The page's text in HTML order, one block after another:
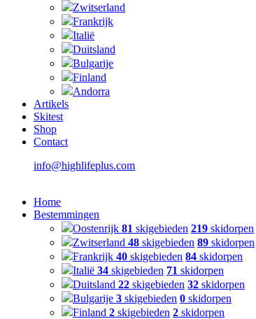
Zwitserland
Frankrijk
Italië
Duitsland
Bulgarije
Finland
Andorra
Artikels
Skitest
Shop
Contact
info@highlifeplus.com
Home
Bestemmingen
Oostenrijk 81 skigebieden 219 skidorpen
Zwitserland 48 skigebieden 89 skidorpen
Frankrijk 40 skigebieden 84 skidorpen
Italië 34 skigebieden 71 skidorpen
Duitsland 22 skigebieden 32 skidorpen
Bulgarije 3 skigebieden 0 skidorpen
Finland 2 skigebieden 2 skidorpen